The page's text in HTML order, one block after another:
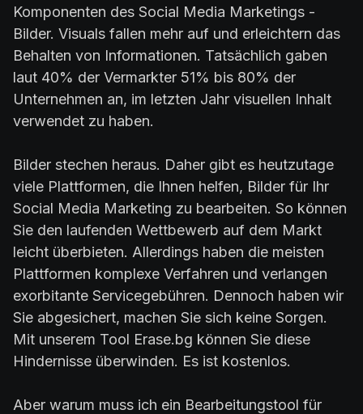
Komponenten des Social Media Marketings -
Bilder. Visuals fallen mehr auf und erleichtern das
Behalten von Informationen. Tatsächlich gaben
laut 40% der Vermarkter 51% bis 80% der
Unternehmen an, im letzten Jahr visuellen Inhalt
verwendet zu haben.
Bilder stechen heraus. Daher gibt es heutzutage
viele Plattformen, die Ihnen helfen, Bilder für Ihr
Social Media Marketing zu bearbeiten. So können
Sie den laufenden Wettbewerb auf dem Markt
leicht überbieten. Allerdings haben die meisten
Plattformen komplexe Verfahren und verlangen
exorbitante Servicegebühren. Dennoch haben wir
Sie abgesichert, machen Sie sich keine Sorgen.
Mit unserem Tool Erase.bg können Sie diese
Hindernisse überwinden. Es ist kostenlos.
Aber warum muss ich ein Bearbeitungstool für